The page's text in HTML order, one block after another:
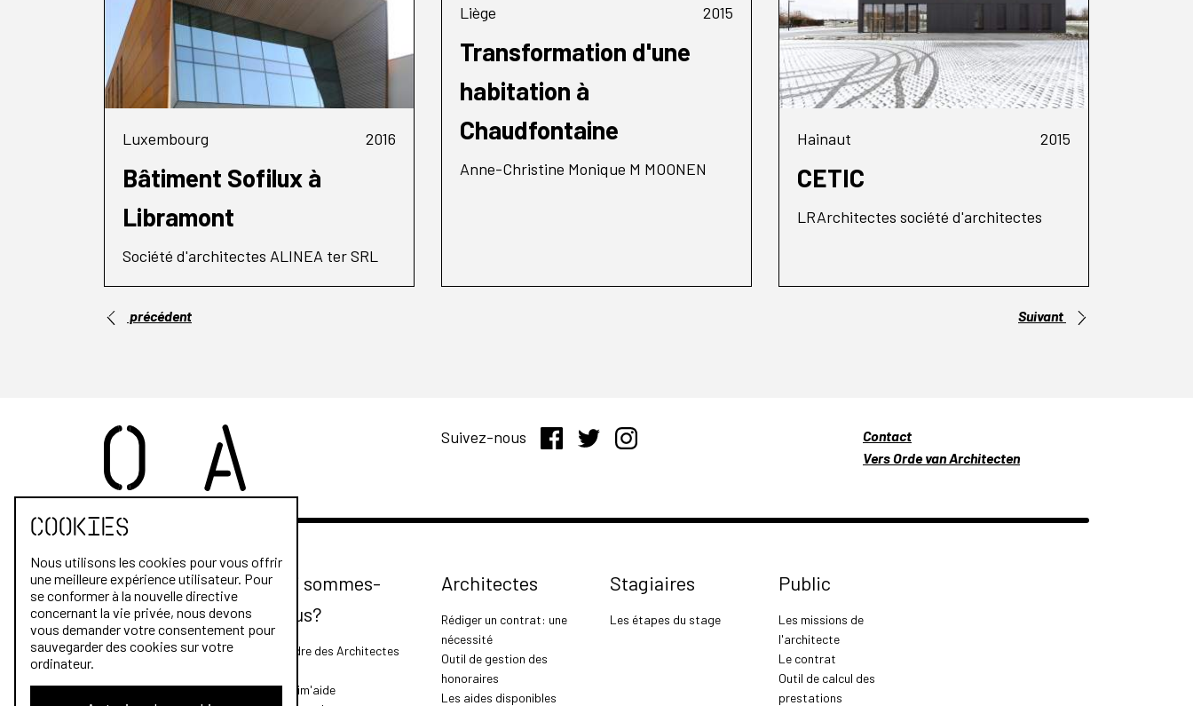
Luxembourg 2016
Bâtiment Sofilux à
Libramont
Société d'architectes ALINEA ter SRL
Liège 2015
Transformation d'une
habitation à
Chaudfontaine
Anne-Christine Monique M MOONEN
Hainaut 2015
CETIC
LRArchitectes société d'architectes
précédent Suivant
Suivez-nous
Contact
Vers Orde van Architecten
Qui sommes-
nous?
L'Ordre des Architectes
Archim'aide
Architectes
Rédiger un contrat: une
nécessité
Outil de gestion des
honoraires
Les aides disponibles
Stagiaires
Les étapes du stage
Public
Les missions de
l'architecte
Le contrat
Outil de calcul des
prestations
Cookies
Nous utilisons les cookies pour vous offrir
une meilleure expérience utilisateur. Pour
se conformer à la nouvelle directive
concernant la vie privée, nous devons
vous demander votre consentement pour
sauvegarder des cookies sur votre
ordinateur.